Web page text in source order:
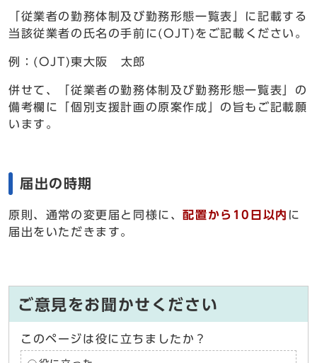
「従業者の勤務体制及び勤務形態一覧表」に記載する
当該従業者の氏名の手前に(OJT)をご記載ください。
例：(OJT)東大阪 太郎
併せて、「従業者の勤務体制及び勤務形態一覧表」の
備考欄に「個別支援計画の原案作成」の旨もご記載願
います。
届出の時期
原則、通常の変更届と同様に、配置から10日以内 に
届出をいただきます。
ご意見をお聞かせください
このページは役に立ちましたか？